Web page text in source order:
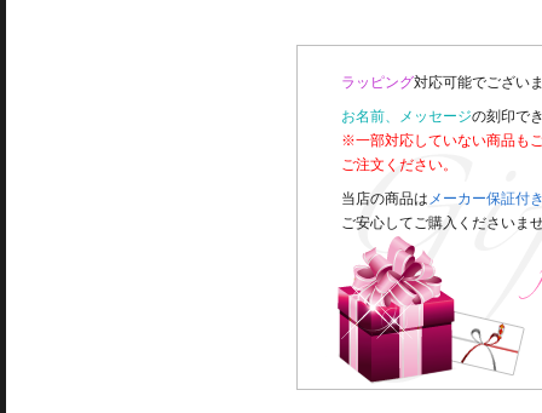
ラッピング対応可能でござい
お名前、メッセージの刻印で
※一部対応していない商品も
ご注文ください。
当店の商品は メーカー保証付
ご安心してご購入くださいま